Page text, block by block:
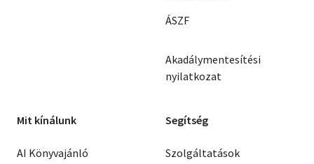
ÁSZF
Akadálymentesítési
nyilatkozat
Mit kínálunk
AI Könyvajánló
Segítség
Szolgáltatások